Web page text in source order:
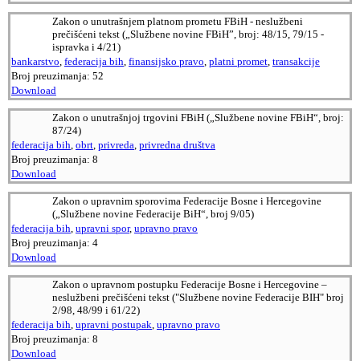
Zakon o unutrašnjem platnom prometu FBiH - neslužbeni
prečišćeni tekst („Službene novine FBiH”, broj: 48/15, 79/15 -
ispravka i 4/21)
bankarstvo, federacija bih, finansijsko pravo, platni promet, transakcije
Broj preuzimanja: 52
Download
Zakon o unutrašnjoj trgovini FBiH („Službene novine FBiH“, broj:
87/24)
federacija bih, obrt, privreda, privredna društva
Broj preuzimanja: 8
Download
Zakon o upravnim sporovima Federacije Bosne i Hercegovine
(„Službene novine Federacije BiH“, broj 9/05)
federacija bih, upravni spor, upravno pravo
Broj preuzimanja: 4
Download
Zakon o upravnom postupku Federacije Bosne i Hercegovine –
neslužbeni prečišćeni tekst ("Službene novine Federacije BIH" broj
2/98, 48/99 i 61/22)
federacija bih, upravni postupak, upravno pravo
Broj preuzimanja: 8
Download